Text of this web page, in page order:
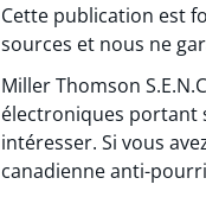
Cette publication est
sources et nous ne
Miller Thomson
électroniques portant
intéresser. Si vous
canadienne anti-